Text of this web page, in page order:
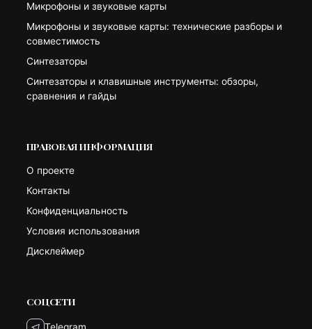
Микрофоны и звуковые карты
Микрофоны и звуковые карты: технические разборы и
совместимость
Синтезаторы
Синтезаторы и клавишные инструменты: обзоры,
сравнения и гайды
ПРАВОВАЯ ИНФОРМАЦИЯ
О проекте
Контакты
Конфиденциальность
Условия использования
Дисклеймер
СОЦСЕТИ